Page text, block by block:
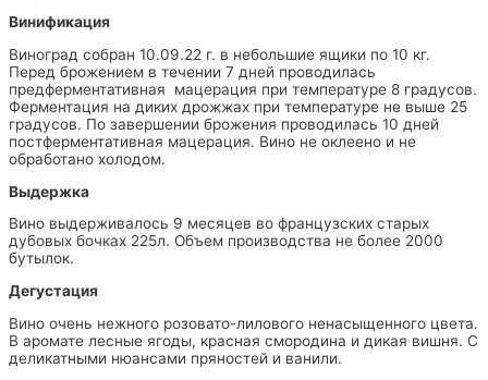
Винификация
Виноград собран 10.09.22 г. в небольшие ящики по 10 кг.
Перед брожением в течении 7 дней проводилась
предферментативная мацерация при температуре 8 градусов.
Ферментация на диких дрожжах при температуре не выше 25
градусов. По завершении брожения проводилась 10 дней
постферментативная мацерация. Вино не оклеено и не
обработано холодом.
Выдержка
Вино выдерживалось 9 месяцев во французских старых
дубовых бочках 225л. Объем производства не более 2000
бутылок.
Дегустация
Вино очень нежного розовато-лилового ненасыщенного цвета.
В аромате лесные ягоды, красная смородина и дикая вишня. С
деликатными нюансами пряностей и ванили.